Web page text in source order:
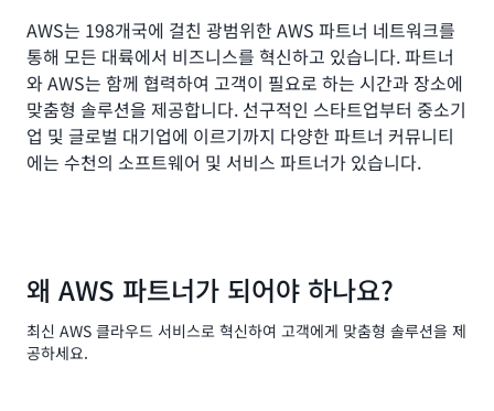
AWS는 198개국에 걸친 광범위한 AWS 파트너 네트워크를
통해 모든 대륙에서 비즈니스를 혁신하고 있습니다. 파트너
와 AWS는 함께 협력하여 고객이 필요로 하는 시간과 장소에
맞춤형 솔루션을 제공합니다. 선구적인 스타트업부터 중소기
업 및 글로벌 대기업에 이르기까지 다양한 파트너 커뮤니티
에는 수천의 소프트웨어 및 서비스 파트너가 있습니다.
왜 AWS 파트너가 되어야 하나요?
최신 AWS 클라우드 서비스로 혁신하여 고객에게 맞춤형 솔루션을 제
공하세요.